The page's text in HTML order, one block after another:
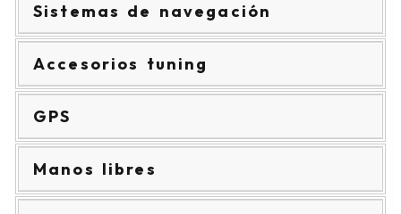
Sistemas de navegación
Accesorios tuning
GPS
Manos libres